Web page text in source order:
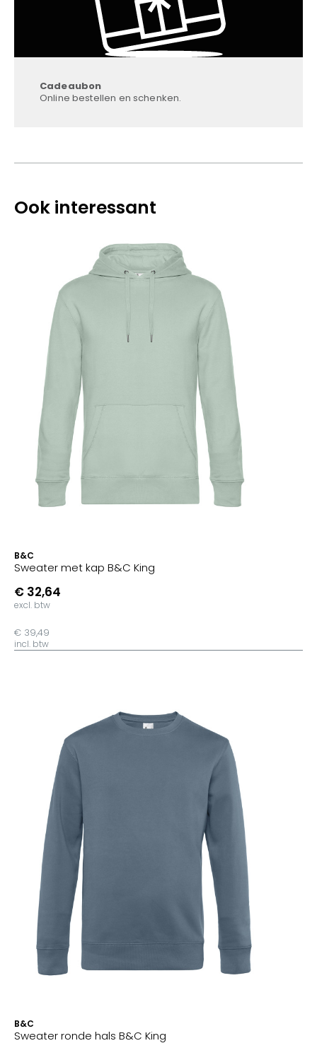
Cadeaubon
Online bestellen en schenken.
Ook interessant
B&C
Sweater met kap B&C King
€ 32,64
excl. btw
€ 39,49
incl. btw
B&C
Sweater ronde hals B&C King